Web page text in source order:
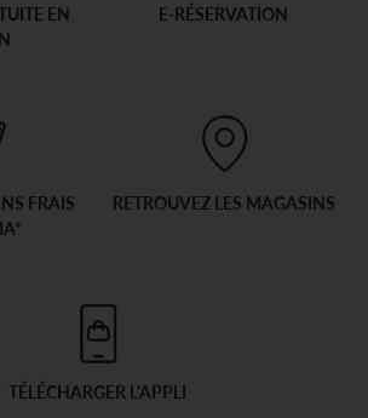
EN
E-RÉSERVATION
FRAIS
RETROUVEZ LES MAGASINS
TÉLÉCHARGER L'APPLI